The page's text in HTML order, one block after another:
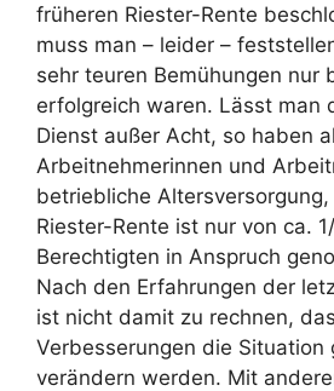
früheren Riester-Rente
muss man – leider –
sehr teuren Bemühungen nur
erfolgreich waren. Lässt man
Dienst außer Acht, so haben
Arbeitnehmerinnen und
betriebliche
Riester-Rente ist nur von ca.
Berechtigten in Anspruch
Nach den Erfahrungen der
ist nicht damit zu rechnen,
Verbesserungen die Situation
verändern werden. Mit